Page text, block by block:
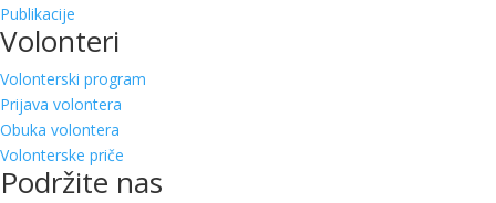
Publikacije
Volonteri
Volonterski program
Prijava volontera
Obuka volontera
Volonterske priče
Podržite nas